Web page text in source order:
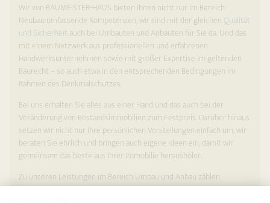
Wir von BAUMEISTER-HAUS bieten Ihnen nicht nur im Bereich
Neubau umfassende Kompetenzen, wir sind mit der gleichen Qualität
und Sicherheit auch bei Umbauten und Anbauten für Sie da. Und das
mit einem Netzwerk aus professionellen und erfahrenen
Handwerksunternehmen sowie mit großer Expertise im geltenden
Baurecht – so auch etwa in den entsprechenden Bedingungen im
Rahmen des Denkmalschutzes.
Bei uns erhalten Sie alles aus einer Hand und das auch bei der
Veränderung von Bestandsimmobilien zum Festpreis. Darüber hinaus
setzen wir nicht nur Ihre persönlichen Vorstellungen einfach um, wir
beraten Sie ehrlich und bringen auch eigene Ideen ein, damit wir
gemeinsam das beste aus Ihrer Immobilie herausholen.
Zu unseren Leistungen im Bereich Umbau und Anbau zählen: